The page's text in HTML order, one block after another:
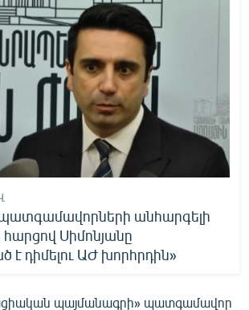
բոլոր կայքերը
անհարգելի
Սիմոնյանը
դիմելու ԱԺ խորհրդին»
պայմանագրի» պատգամավոր